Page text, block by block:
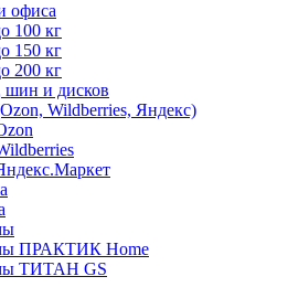
офиса
100 кг
150 кг
200 кг
шин и дисков
Wildberries, Яндекс)
ПРАКТИК Home
ТИТАН GS